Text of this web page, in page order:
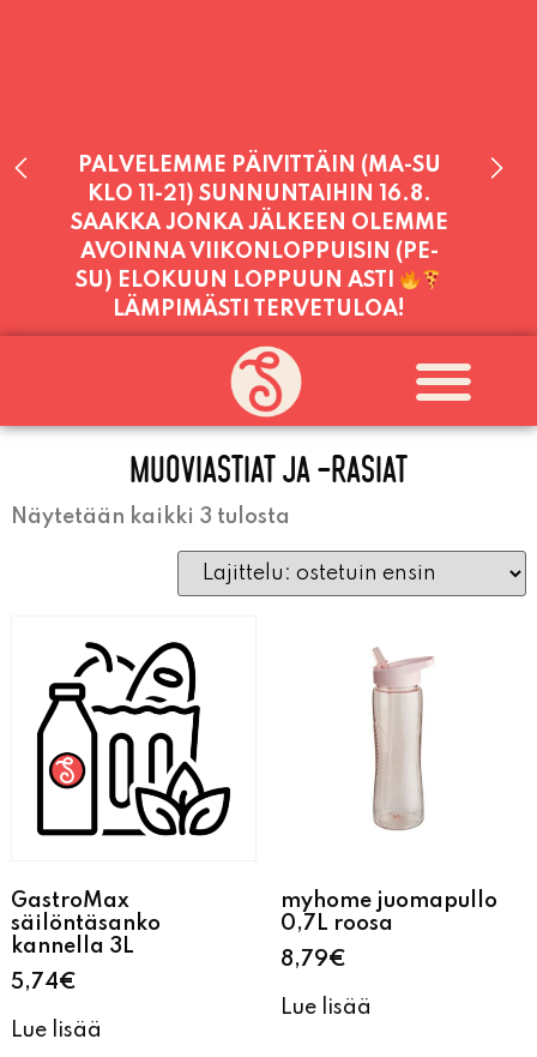
PALVELEMME PÄIVITTÄIN (MA-SU
KLO 11-21) SUNNUNTAIHIN 16.8.
SAAKKA JONKA JÄLKEEN OLEMME
AVOINNA VIIKONLOPPUISIN (PE-
SU) ELOKUUN LOPPUUN ASTI
LÄMPIMÄSTI TERVETULOA!
PALVELEMME TÄNÄÄN:
MAANANTAI11:00 - 21:00
MUOVIASTIAT JA -RASIAT
Näytetään kaikki 3 tulosta
GastroMax
säilöntäsanko
kannella 3L
5,74€
Lue lisää
myhome juomapullo
0,7L roosa
8,79€
Lue lisää